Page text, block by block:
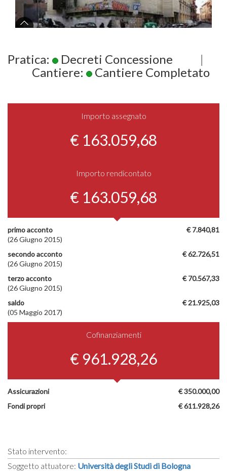
Pratica: Decreti Concessione
|
Cantiere:
Cantiere Completato
Importo assegnato
€ 163.059,68
Importo rendicontato
€ 163.059,68
€ 7.840,81
primo acconto
(26 Giugno 2015)
€ 62.726,51
secondo acconto
(26 Giugno 2015)
€ 70.567,33
terzo acconto
(26 Giugno 2015)
€ 21.925,03
saldo
(05 Maggio 2017)
Cofinanziamenti
€ 961.928,26
€ 350.000,00
Assicurazioni
€ 611.928,26
Fondi propri
Stato intervento:
Soggetto attuatore: Università degli Studi di Bologna